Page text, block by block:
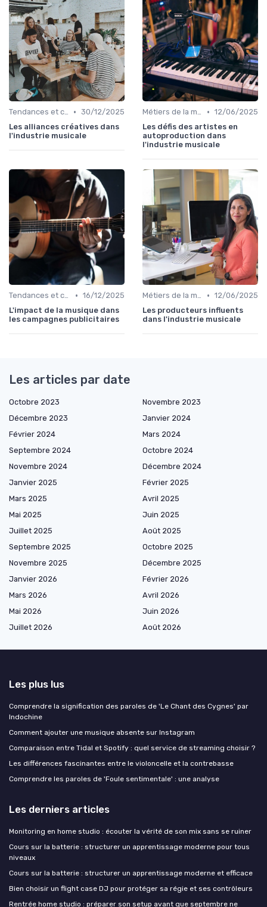
Tendances et chiffres du marché • 30/12/2025
Les alliances créatives dans
l'industrie musicale
Métiers de la musique • 12/06/2025
Les défis des artistes en
autoproduction dans
l'industrie musicale
Tendances et chiffres du marché • 16/12/2025
L'impact de la musique dans
les campagnes publicitaires
Métiers de la musique • 12/06/2025
Les producteurs influents
dans l'industrie musicale
Les articles par date
Octobre 2023
Novembre 2023
Décembre 2023
Janvier 2024
Février 2024
Mars 2024
Septembre 2024
Octobre 2024
Novembre 2024
Décembre 2024
Janvier 2025
Février 2025
Mars 2025
Avril 2025
Mai 2025
Juin 2025
Juillet 2025
Août 2025
Septembre 2025
Octobre 2025
Novembre 2025
Décembre 2025
Janvier 2026
Février 2026
Mars 2026
Avril 2026
Mai 2026
Juin 2026
Juillet 2026
Août 2026
Les plus lus
Comprendre la signification des paroles de 'Le Chant des Cygnes' par
Indochine
Comment ajouter une musique absente sur Instagram
Comparaison entre Tidal et Spotify : quel service de streaming choisir ?
Les différences fascinantes entre le violoncelle et la contrebasse
Comprendre les paroles de 'Foule sentimentale' : une analyse
Les derniers articles
Monitoring en home studio : écouter la vérité de son mix sans se ruiner
Cours sur la batterie : structurer un apprentissage moderne pour tous
niveaux
Cours sur la batterie : structurer un apprentissage moderne et efficace
Bien choisir un flight case DJ pour protéger sa régie et ses contrôleurs
Rentrée home studio : préparer son setup avant que septembre ne